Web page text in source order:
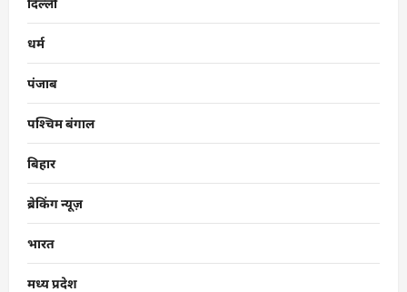
दिल्ली
धर्म
पंजाब
पश्चिम बंगाल
बिहार
ब्रेकिंग न्यूज़
भारत
मध्य प्रदेश